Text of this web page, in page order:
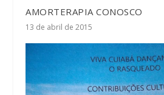
AMORTERAPIA CONOSCO
13 de abril de 2015